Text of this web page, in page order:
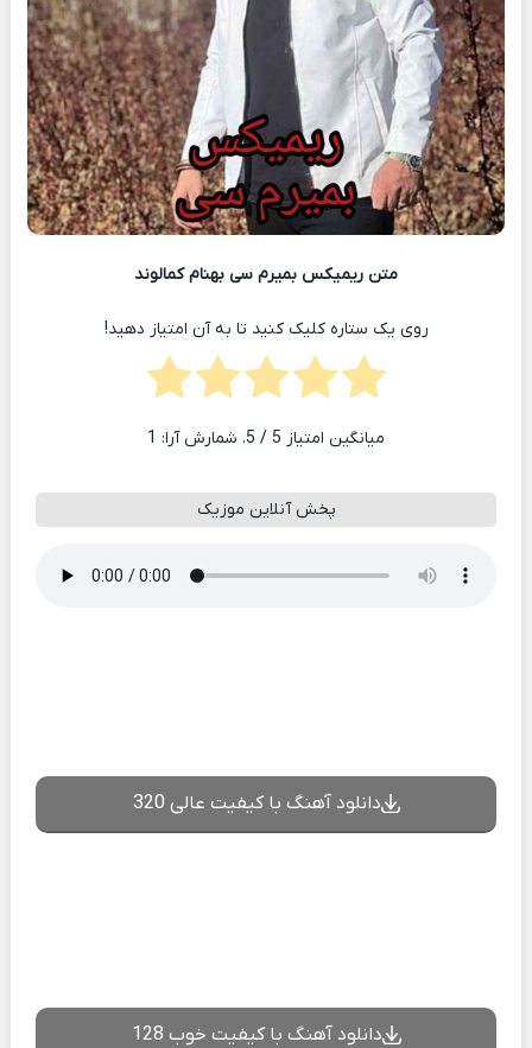
متن ریمیکس بمیرم سی بهنام کمالوند
روی یک ستاره کلیک کنید تا به آن امتیاز دهید!
میانگین امتیاز 5 / 5. شمارش آرا: 1
پخش آنلاین موزیک
دانلود آهنگ با کیفیت عالی 320
دانلود آهنگ با کیفیت خوب 128